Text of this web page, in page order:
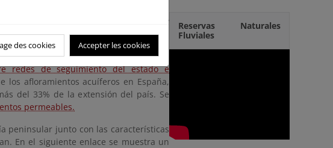
superficial o en zonas fracturadas y
tipo de acuíferos es frecuente en la
redes de seguimiento del estado e
los afloramientos acuíferos en España,
del 33% de la extensión del país. Se
permeables.
peninsular junto con las características
En el siguiente enlace se muestra un
Reservas Naturales
Fluviales
des cookies Accepter les cookies